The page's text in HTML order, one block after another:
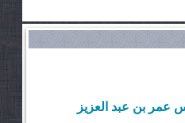
عمر بن عبد العزيز